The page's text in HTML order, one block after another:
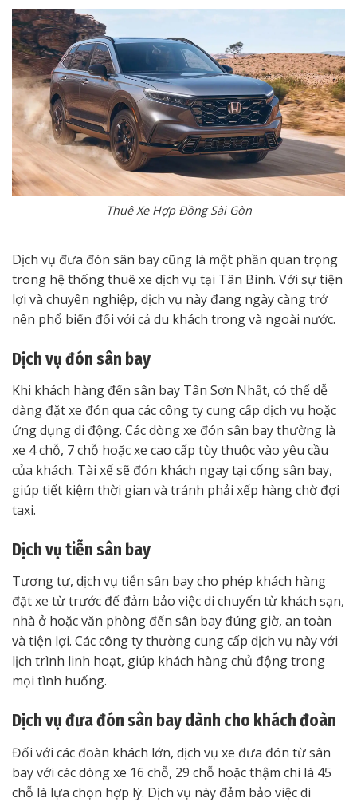
Thuê Xe Hợp Đồng Sài Gòn
Dịch vụ đưa đón sân bay cũng là một phần quan trọng
trong hệ thống thuê xe dịch vụ tại Tân Bình. Với sự tiện
lợi và chuyên nghiệp, dịch vụ này đang ngày càng trở
nên phổ biến đối với cả du khách trong và ngoài nước.
Dịch vụ đón sân bay
Khi khách hàng đến sân bay Tân Sơn Nhất, có thể dễ
dàng đặt xe đón qua các công ty cung cấp dịch vụ hoặc
ứng dụng di động. Các dòng xe đón sân bay thường là
xe 4 chỗ, 7 chỗ hoặc xe cao cấp tùy thuộc vào yêu cầu
của khách. Tài xế sẽ đón khách ngay tại cổng sân bay,
giúp tiết kiệm thời gian và tránh phải xếp hàng chờ đợi
taxi.
Dịch vụ tiễn sân bay
Tương tự, dịch vụ tiễn sân bay cho phép khách hàng
đặt xe từ trước để đảm bảo việc di chuyển từ khách sạn,
nhà ở hoặc văn phòng đến sân bay đúng giờ, an toàn
và tiện lợi. Các công ty thường cung cấp dịch vụ này với
lịch trình linh hoạt, giúp khách hàng chủ động trong
mọi tình huống.
Dịch vụ đưa đón sân bay dành cho khách đoàn
Đối với các đoàn khách lớn, dịch vụ xe đưa đón từ sân
bay với các dòng xe 16 chỗ, 29 chỗ hoặc thậm chí là 45
chỗ là lựa chọn hợp lý. Dịch vụ này đảm bảo việc di